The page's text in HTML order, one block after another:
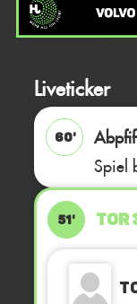
Liveticker
60'
Spiel
51' TOR